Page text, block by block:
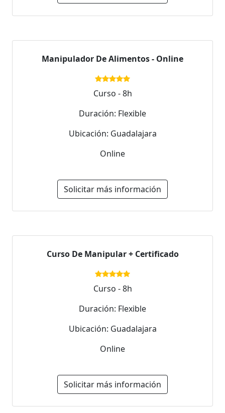
Manipulador De Alimentos - Online
Curso - 8h
Duración: Flexible
Ubicación: Guadalajara
Online
Solicitar más información
Curso De Manipular + Certificado
Curso - 8h
Duración: Flexible
Ubicación: Guadalajara
Online
Solicitar más información